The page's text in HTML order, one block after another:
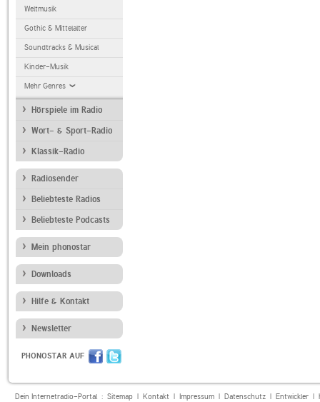
Weltmusik
Gothic & Mittelalter
Soundtracks & Musical
Kinder-Musik
Mehr Genres
Hörspiele im Radio
Wort- & Sport-Radio
Klassik-Radio
Radiosender
Beliebteste Radios
Beliebteste Podcasts
Mein phonostar
Downloads
Hilfe & Kontakt
Newsletter
PHONOSTAR AUF
Dein Internetradio-Portal : Sitemap| Kontakt| Impressum| Datenschutz| Entwickler|